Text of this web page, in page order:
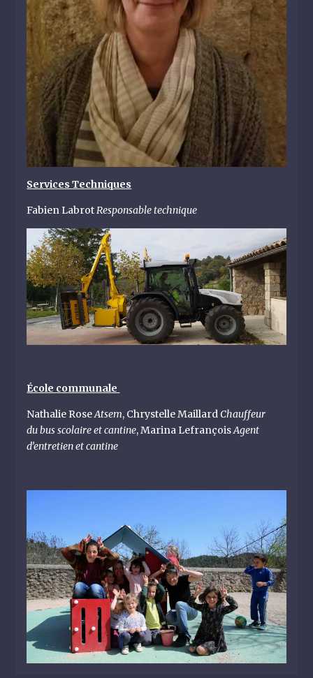
Services Techniques
Fabien LabrotResponsable technique
École communale
Nathalie RoseAtsem, Chrystelle MaillardChauffeur
du bus scolaire et cantine, Marina LefrançoisAgent
d’entretien et cantine